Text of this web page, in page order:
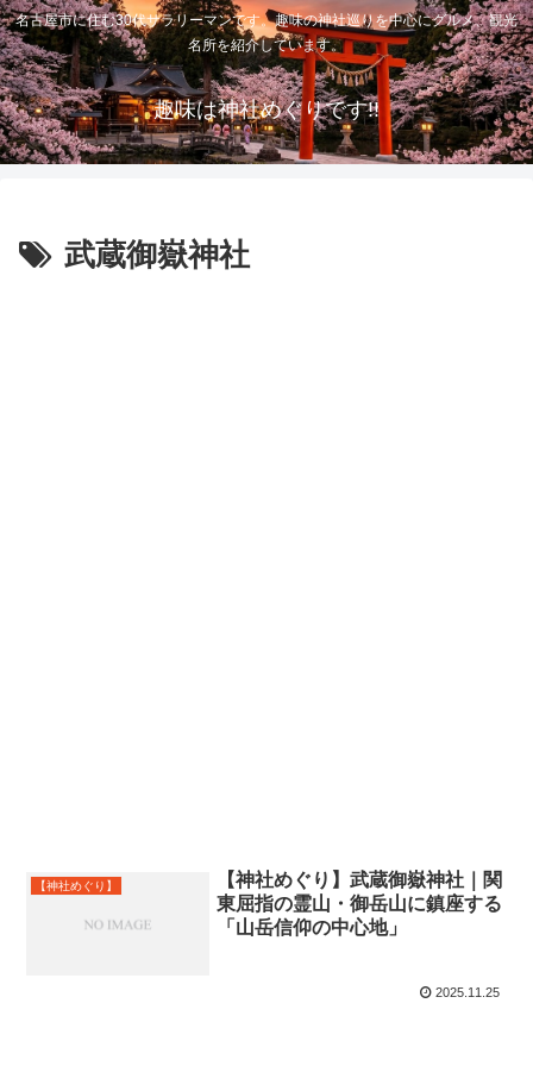
名古屋市に住む30代サラリーマンです。趣味の神社巡りを中心にグルメ、観光
名所を紹介しています。
趣味は神社めぐりです!!
武蔵御嶽神社
【神社めぐり】
【神社めぐり】武蔵御嶽神社｜関
東屈指の霊山・御岳山に鎮座する
「山岳信仰の中心地」
2025.11.25